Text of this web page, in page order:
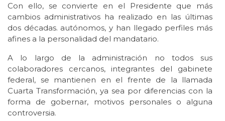
Con ello, se convierte en el Presidente que más
cambios administrativos ha realizado en las últimas
dos décadas. autónomos, y han llegado perfiles más
afines a la personalidad del mandatario.
A lo largo de la administración no todos sus
colaboradores cercanos, integrantes del gabinete
federal, se mantienen en el frente de la llamada
Cuarta Transformación, ya sea por diferencias con la
forma de gobernar, motivos personales o alguna
controversia.